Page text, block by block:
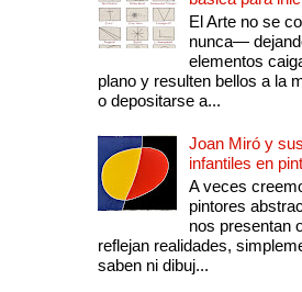
El Arte no se
nunca—
elementos
plano y resulten bellos a la
o depositarse a...
Joan Miró y
infantiles en
A veces
pintores
nos presentan
reflejan realidades,
saben ni dibuj...